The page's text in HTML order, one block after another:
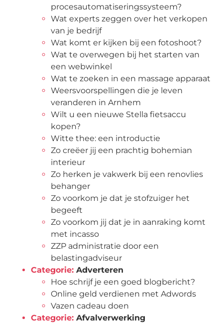
procesautomatiseringssysteem?
Wat experts zeggen over het verkopen
van je bedrijf
Wat komt er kijken bij een fotoshoot?
Wat te overwegen bij het starten van
een webwinkel
Wat te zoeken in een massage apparaat
Weersvoorspellingen die je leven
veranderen in Arnhem
Wilt u een nieuwe Stella fietsaccu
kopen?
Witte thee: een introductie
Zo creëer jij een prachtig bohemian
interieur
Zo herken je vakwerk bij een renovlies
behanger
Zo voorkom je dat je stofzuiger het
begeeft
Zo voorkom jij dat je in aanraking komt
met incasso
ZZP administratie door een
belastingadviseur
Categorie: Adverteren
Hoe schrijf je een goed blogbericht?
Online geld verdienen met Adwords
Vazen cadeau doen
Categorie: Afvalverwerking